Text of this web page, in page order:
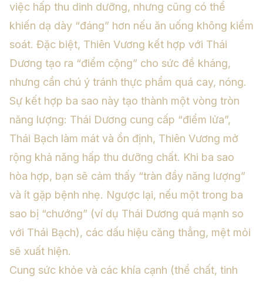
việc hấp thu dinh dưỡng, nhưng cũng có thể
khiến dạ dày “đáng” hơn nếu ăn uống không kiểm
soát. Đặc biệt, Thiên Vương kết hợp với Thái
Dương tạo ra “điểm cộng” cho sức đề kháng,
nhưng cần chú ý tránh thực phẩm quá cay, nóng.
Sự kết hợp ba sao này tạo thành một vòng tròn
năng lượng: Thái Dương cung cấp “điểm lửa”,
Thái Bạch làm mát và ổn định, Thiên Vương mở
rộng khả năng hấp thu dưỡng chất. Khi ba sao
hòa hợp, bạn sẽ cảm thấy “tràn đầy năng lượng”
và ít gặp bệnh nhẹ. Ngược lại, nếu một trong ba
sao bị “chướng” (ví dụ Thái Dương quá mạnh so
với Thái Bạch), các dấu hiệu căng thẳng, mệt mỏi
sẽ xuất hiện.
Cung sức khỏe và các khía cạnh (thể chất, tinh